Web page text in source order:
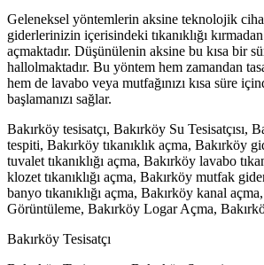
Geleneksel yöntemlerin aksine teknolojik
giderlerinizin içerisindeki tıkanıklığı
açmaktadır. Düşünülenin aksine bu kısa bir
hallolmaktadır. Bu yöntem hem zamandan
hem de lavabo veya mutfağınızı kısa süre
başlamanızı sağlar.
Bakırköy tesisatçı, Bakırköy Su Tesisatçısı,
tespiti, Bakırköy tıkanıklık açma, Bakırköy
tuvalet tıkanıklığı açma, Bakırköy lavabo
klozet tıkanıklığı açma, Bakırköy mutfak
banyo tıkanıklığı açma, Bakırköy kanal
Görüntüleme, Bakırköy Logar Açma,
Bakırköy Tesisatçı